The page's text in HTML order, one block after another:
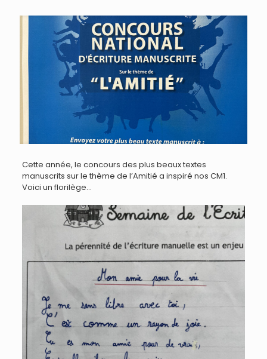
Cette année, le concours des plus beaux textes
manuscrits sur le thème de l’Amitié a inspiré nos CM1.
Voici un florilège…